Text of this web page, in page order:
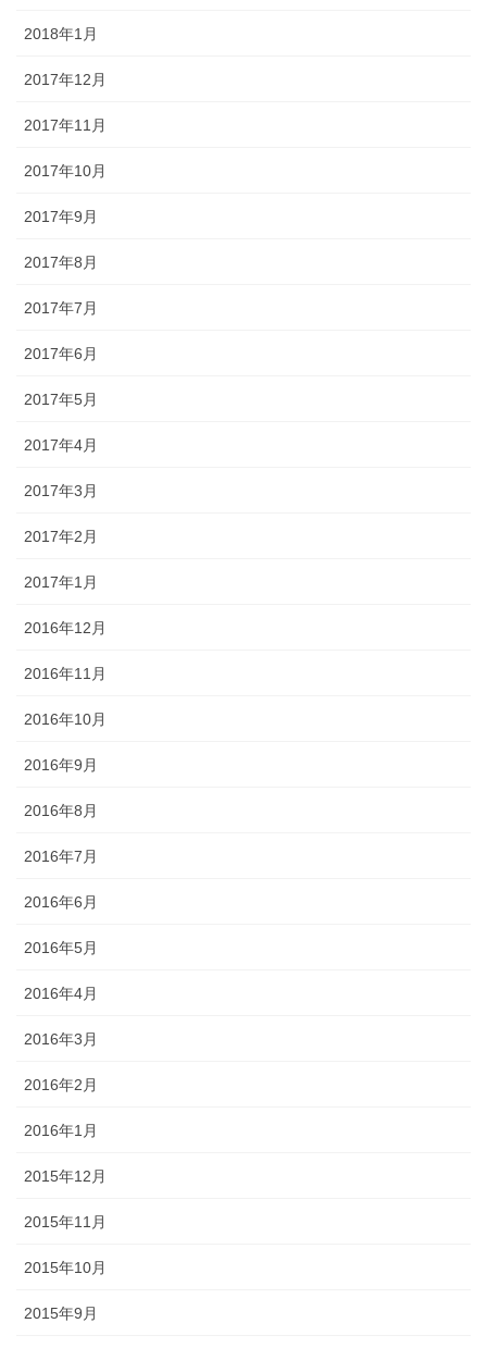
2018年1月
2017年12月
2017年11月
2017年10月
2017年9月
2017年8月
2017年7月
2017年6月
2017年5月
2017年4月
2017年3月
2017年2月
2017年1月
2016年12月
2016年11月
2016年10月
2016年9月
2016年8月
2016年7月
2016年6月
2016年5月
2016年4月
2016年3月
2016年2月
2016年1月
2015年12月
2015年11月
2015年10月
2015年9月